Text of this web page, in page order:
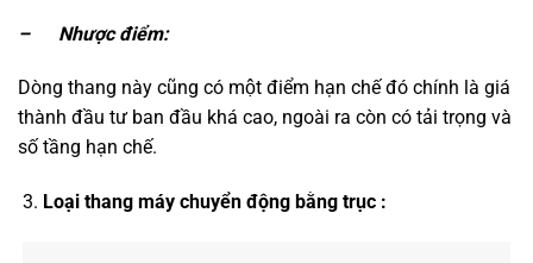
– Nhược điểm:
Dòng thang này cũng có một điểm hạn chế đó chính là giá
thành đầu tư ban đầu khá cao, ngoài ra còn có tải trọng và
số tầng hạn chế.
Loại thang máy chuyển động bằng trục :